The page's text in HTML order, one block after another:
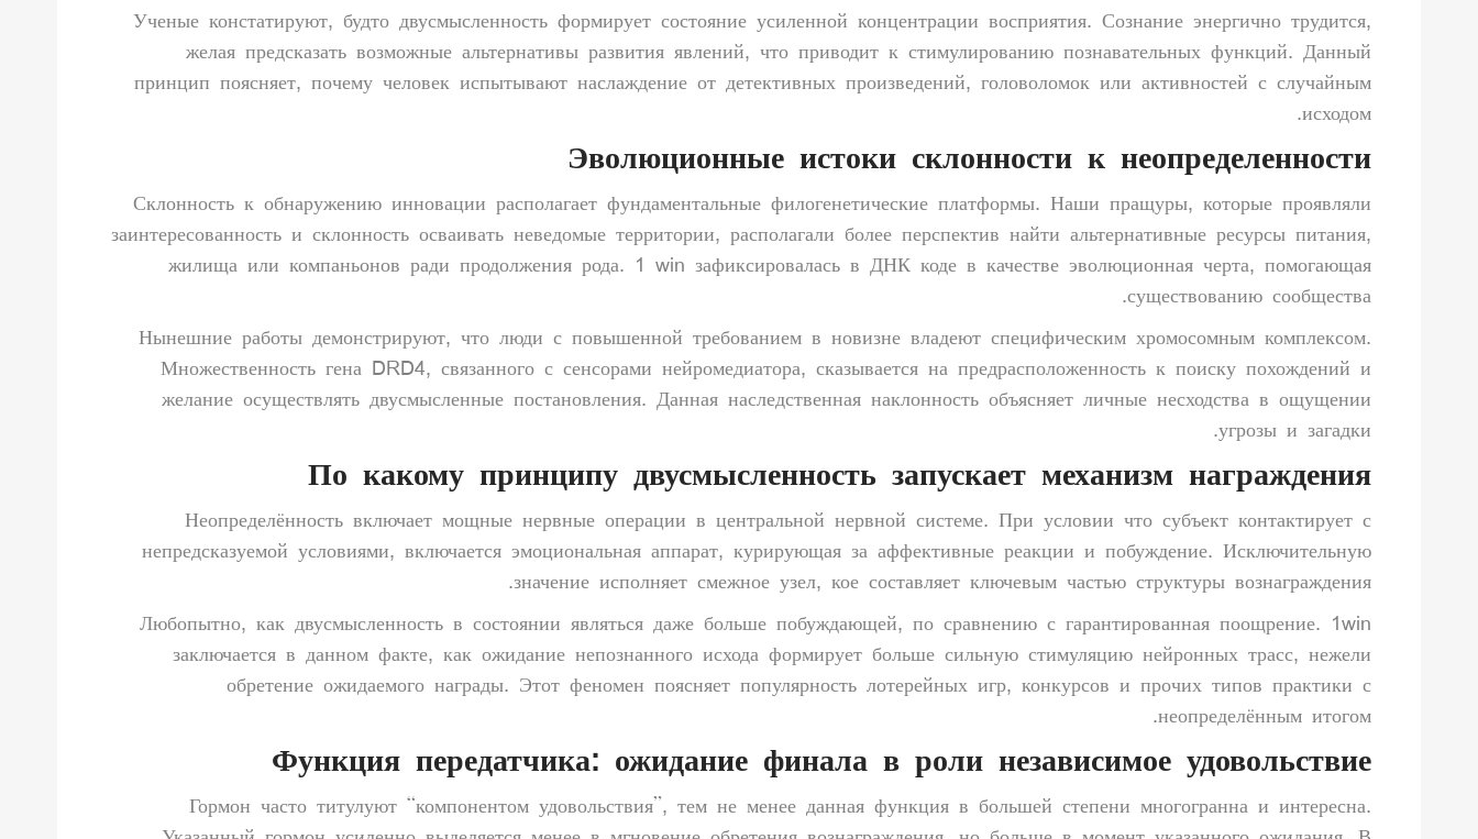
Ученые констатируют, будто двусмысленность формирует состояние усиленной концентрации восприятия. Сознание энергично трудится,
желая предсказать возможные альтернативы развития явлений, что приводит к стимулированию познавательных функций. Данный
принцип поясняет, почему человек испытывают наслаждение от детективных произведений, головоломок или активностей с случайным
исходом.
Эволюционные истоки склонности к неопределенности
Склонность к обнаружению инновации располагает фундаментальные филогенетические платформы. Наши пращуры, которые проявляли
заинтересованность и склонность осваивать неведомые территории, располагали более перспектив найти альтернативные ресурсы питания,
жилища или компаньонов ради продолжения рода. 1 win зафиксировалась в ДНК коде в качестве эволюционная черта, помогающая
существованию сообщества.
Нынешние работы демонстрируют, что люди с повышенной требованием в новизне владеют специфическим хромосомным комплексом.
Множественность гена DRD4, связанного с сенсорами нейромедиатора, сказывается на предрасположенность к поиску похождений и
желание осуществлять двусмысленные постановления. Данная наследственная наклонность объясняет личные несходства в ощущении
угрозы и загадки.
По какому принципу двусмысленность запускает механизм награждения
Неопределённость включает мощные нервные операции в центральной нервной системе. При условии что субъект контактирует с
непредсказуемой условиями, включается эмоциональная аппарат, курирующая за аффективные реакции и побуждение. Исключительную
значение исполняет смежное узел, кое составляет ключевым частью структуры вознаграждения.
Любопытно, как двусмысленность в состоянии являться даже больше побуждающей, по сравнению с гарантированная поощрение. 1win
заключается в данном факте, как ожидание непознанного исхода формирует больше сильную стимуляцию нейронных трасс, нежели
обретение ожидаемого награды. Этот феномен поясняет популярность лотерейных игр, конкурсов и прочих типов практики с
неопределённым итогом.
Функция передатчика: ожидание финала в роли независимое удовольствие
Гормон часто титулуют “компонентом удовольствия”, тем не менее данная функция в большей степени многогранна и интересна.